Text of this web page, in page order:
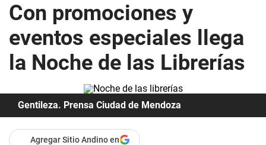
Con promociones y
eventos especiales llega
la Noche de las Librerías
Gentileza. Prensa Ciudad de Mendoza
Agregar Sitio Andino en